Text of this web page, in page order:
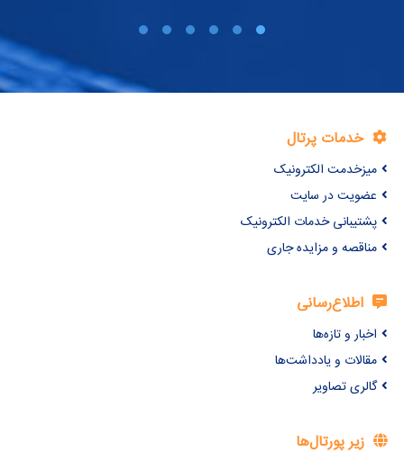
خدمات پرتال
میزخدمت الکترونیک
عضویت در سایت
پشتیبانی خدمات الکترونیک
مناقصه و مزایده جاری
اطلاع‌رسانی
اخبار و تازه‌ها
مقالات و یادداشت‌ها
گالری تصاویر
زیر پورتال‌ها